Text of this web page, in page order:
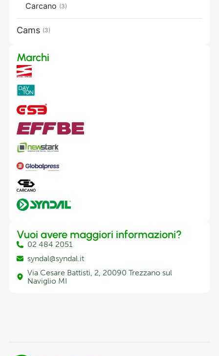
Carcano (3)
Cams (3)
Marchi
Vuoi avere maggiori informazioni?
02 484 2051
syndal@syndal.it
Via Cesare Battisti, 2, 20090 Trezzano sul
Naviglio MI